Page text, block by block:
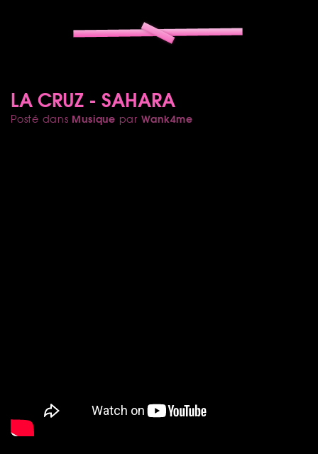
LA CRUZ - SAHARA
Posté dans Musique par Wank4me